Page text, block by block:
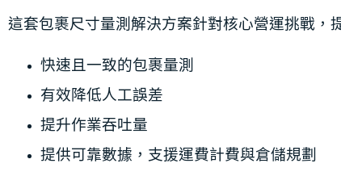
這套包裹尺寸量測解決方案針對核心營運挑戰，
快速且一致的包裹量測
有效降低人工誤差
提升作業吞吐量
提供可靠數據，支援運費計費與倉儲規劃